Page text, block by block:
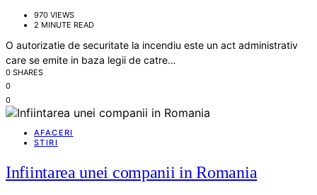
970 VIEWS
2 MINUTE READ
O autorizatie de securitate la incendiu este un act administrativ
care se emite in baza legii de catre…
0 SHARES
0
0
AFACERI
STIRI
Infiintarea unei companii in Romania